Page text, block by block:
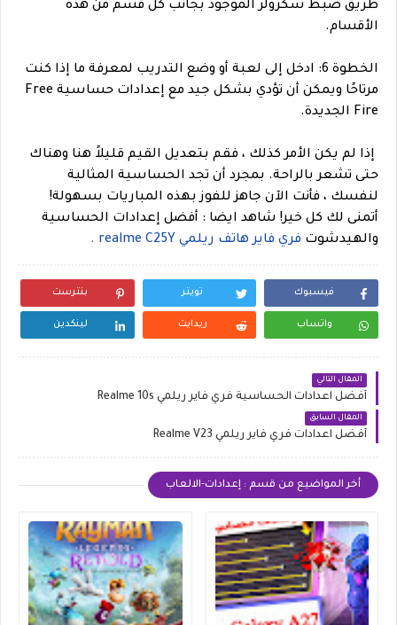
طريق ضبط سكرولر الموجود بجانب كل قسم من هذه
الأقسام.
الخطوة 6: ادخل إلى لعبة أو وضع التدريب لمعرفة ما إذا كنت
مرتاحًا ويمكن أن تؤدي بشكل جيد مع إعدادات حساسية Free
Fire الجديدة.
إذا لم يكن الأمر كذلك ، فقم بتعديل القيم قليلاً هنا وهناك
حتى تشعر بالراحة. بمجرد أن تجد الحساسية المثالية
لنفسك ، فأنت الآن جاهز للفوز بهذه المباريات بسهولة!
أتمنى لك كل خير! شاهد ايضا : أفضل إعدادات الحساسية
والهيدشوت فري فاير هاتف ريلمي realme C25Y .
فيسبوك تويتر بنترست
واتساب ريدايت لينكدين
المقال التالي
أفضل اعدادات الحساسية فري فاير ريلمي Realme 10s
المقال السابق
أفضل اعدادات فري فاير ريلمي Realme V23
أخر المواضيع من قسم : إعدادات-الالعاب